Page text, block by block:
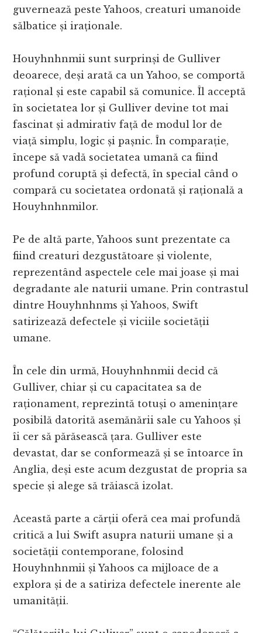
guvernează peste Yahoos, creaturi umanoide
sălbatice și iraționale.
Houyhnhnmii sunt surprinși de Gulliver
deoarece, deși arată ca un Yahoo, se comportă
rațional și este capabil să comunice. Îl acceptă
în societatea lor și Gulliver devine tot mai
fascinat și admirativ față de modul lor de
viață simplu, logic și pașnic. În comparație,
începe să vadă societatea umană ca fiind
profund coruptă și defectă, în special când o
compară cu societatea ordonată și rațională a
Houyhnhnmilor.
Pe de altă parte, Yahoos sunt prezentate ca
fiind creaturi dezgustătoare și violente,
reprezentând aspectele cele mai joase și mai
degradante ale naturii umane. Prin contrastul
dintre Houyhnhnms și Yahoos, Swift
satirizează defectele și viciile societății
umane.
În cele din urmă, Houyhnhnmii decid că
Gulliver, chiar și cu capacitatea sa de
raționament, reprezintă totuși o amenințare
posibilă datorită asemănării sale cu Yahoos și
îi cer să părăsească țara. Gulliver este
devastat, dar se conformează și se întoarce în
Anglia, deși este acum dezgustat de propria sa
specie și alege să trăiască izolat.
Această parte a cărții oferă cea mai profundă
critică a lui Swift asupra naturii umane și a
societății contemporane, folosind
Houyhnhnmii și Yahoos ca mijloace de a
explora și de a satiriza defectele inerente ale
umanității.